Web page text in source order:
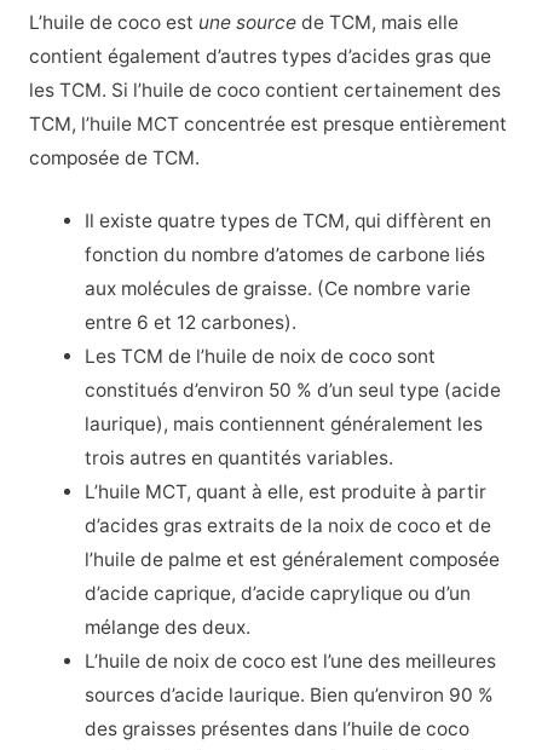
L’huile de coco est une sourcede TCM, mais elle
contient également d’autres types d’acides gras que
les TCM. Si l’huile de coco contient certainement des
TCM, l’huile MCT concentrée est presque entièrement
composée de TCM.
Il existe quatre types de TCM, qui diffèrent en
fonction du nombre d’atomes de carbone liés
aux molécules de graisse. (Ce nombre varie
entre 6 et 12 carbones).
Les TCM de l’huile de noix de coco sont
constitués d’environ 50 % d’un seul type (acide
laurique), mais contiennent généralement les
trois autres en quantités variables.
L’huile MCT, quant à elle, est produite à partir
d’acides gras extraits de la noix de coco et de
l’huile de palme et est généralement composée
d’acide caprique, d’acide caprylique ou d’un
mélange des deux.
L’huile de noix de coco est l’une des meilleures
sources d’acide laurique. Bien qu’environ 90 %
des graisses présentes dans l’huile de coco